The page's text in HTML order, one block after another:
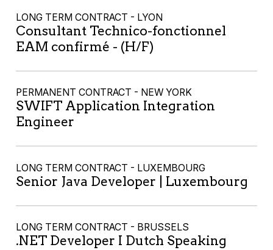
LONG TERM CONTRACT - LYON
Consultant Technico-fonctionnel
EAM confirmé - (H/F)
PERMANENT CONTRACT - NEW YORK
SWIFT Application Integration
Engineer
LONG TERM CONTRACT - LUXEMBOURG
Senior Java Developer | Luxembourg
LONG TERM CONTRACT - BRUSSELS
.NET Developer I Dutch Speaking